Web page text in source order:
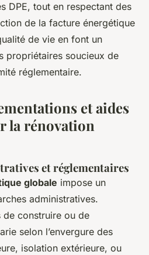
DPE, tout en respectant des
de la facture énergétique
de vie en font un
propriétaires soucieux de
réglementaire.
et aides
la rénovation
et réglementaires
globale impose un
administratives.
de construire ou de
selon l’envergure des
isolation extérieure, ou